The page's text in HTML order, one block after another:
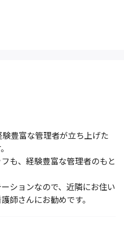
豊富な管理者が立ち上げた
も、経験豊富な管理者のもと
ションなので、近隣にお住い
師さんにお勧めです。